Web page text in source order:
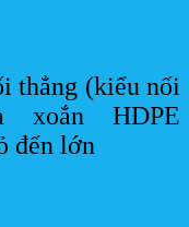
thẳng (kiểu nối
xoắn HDPE
đến lớn